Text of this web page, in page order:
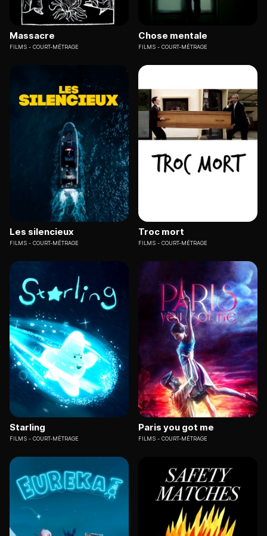
Massacre
FILMS COURT-MÉTRAGE
Chose mentale
FILMS COURT-MÉTRAGE
Les silencieux
FILMS COURT-MÉTRAGE
Troc mort
FILMS COURT-MÉTRAGE
Starling
FILMS COURT-MÉTRAGE
Paris you got me
FILMS COURT-MÉTRAGE